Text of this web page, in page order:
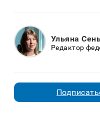
Ульяна
Редактор